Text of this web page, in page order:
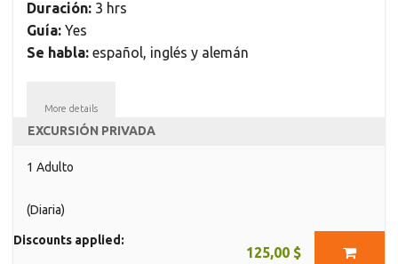
Duración: 3 hrs
Guía: Yes
Se habla: español, inglés y alemán
More details
EXCURSIÓN PRIVADA
1 Adulto
(Diaria)
125,00 $
Discounts applied: